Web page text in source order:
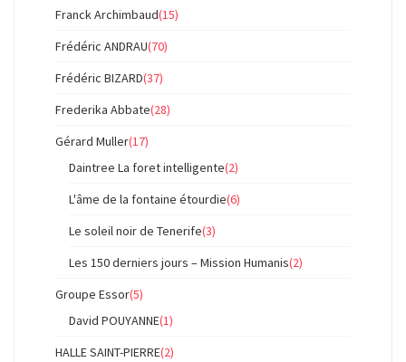
Franck Archimbaud(15)
Frédéric ANDRAU(70)
Frédéric BIZARD(37)
Frederika Abbate(28)
Gérard Muller(17)
Daintree La foret intelligente(2)
L'âme de la fontaine étourdie(6)
Le soleil noir de Tenerife(3)
Les 150 derniers jours – Mission Humanis(2)
Groupe Essor(5)
David POUYANNE(1)
HALLE SAINT-PIERRE(2)